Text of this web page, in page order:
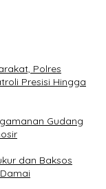
Polres
Presisi Hingga
Gudang
dan Baksos